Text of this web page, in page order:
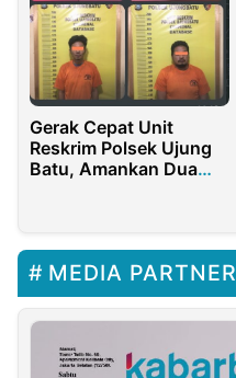
Gerak Cepat Unit
Reskrim Polsek Ujung
Batu, Amankan Dua
MEDIA PARTNER